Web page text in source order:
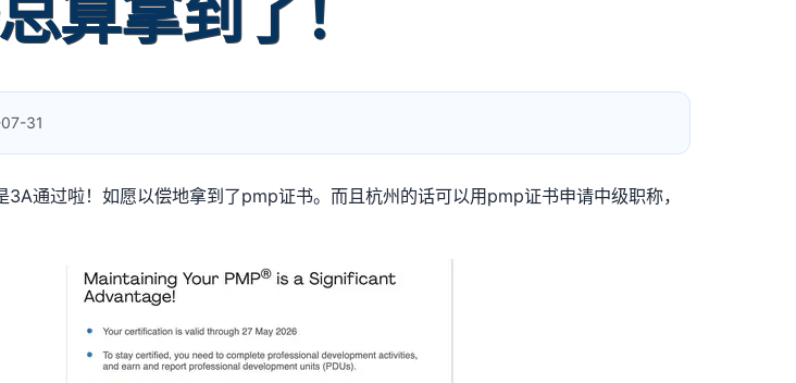
算拿到了！
31
通过啦！如愿以偿地拿到了pmp证书。而且杭州的话可以用pmp证书申请中级职称，